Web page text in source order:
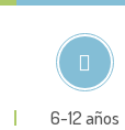
6-12 años